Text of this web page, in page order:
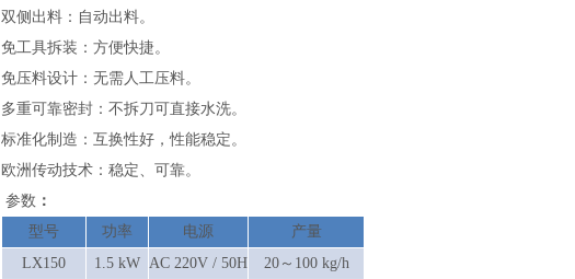
双侧出料：自动出料。
免工具拆装：方便快捷。
免压料设计：无需人工压料。
多重可靠密封：不拆刀可直接水洗。
标准化制造：互换性好，性能稳定。
欧洲传动技术：稳定、可靠。
参数 ：
型号 功率 电源
产量
LX150
1.5 kW AC 220V / 50H
20～100 kg/h